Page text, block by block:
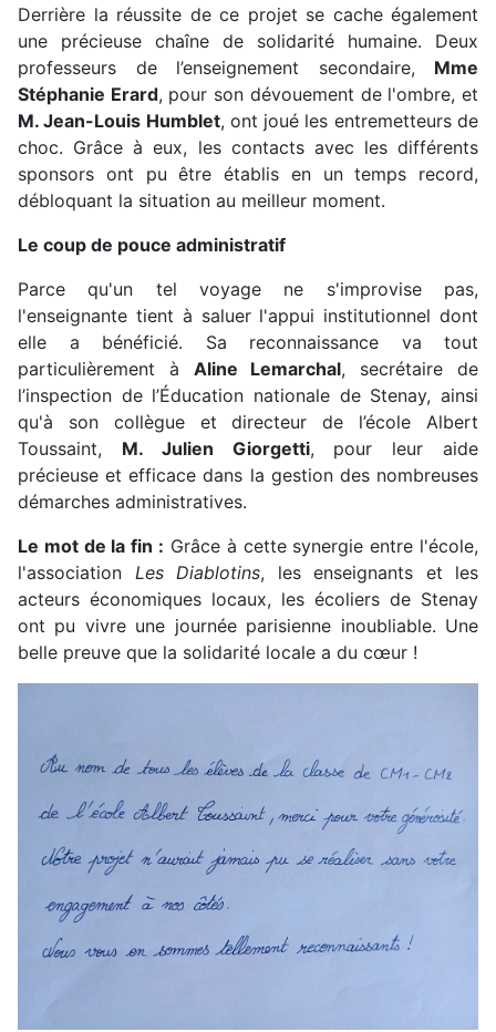
Derrière la réussite de ce projet se cache également
une précieuse chaîne de solidarité humaine. Deux
professeurs de l’enseignement secondaire, Mme
Stéphanie Erard, pour son dévouement de l'ombre, et
M. Jean-Louis Humblet, ont joué les entremetteurs de
choc. Grâce à eux, les contacts avec les différents
sponsors ont pu être établis en un temps record,
débloquant la situation au meilleur moment.
Le coup de pouce administratif
Parce qu'un tel voyage ne s'improvise pas,
l'enseignante tient à saluer l'appui institutionnel dont
elle a bénéficié. Sa reconnaissance va tout
particulièrement à Aline Lemarchal, secrétaire de
l’inspection de l’Éducation nationale de Stenay, ainsi
qu'à son collègue et directeur de l’école Albert
Toussaint, M. Julien Giorgetti, pour leur aide
précieuse et efficace dans la gestion des nombreuses
démarches administratives.
Le mot de la fin : Grâce à cette synergie entre l'école,
l'association Les Diablotins, les enseignants et les
acteurs économiques locaux, les écoliers de Stenay
ont pu vivre une journée parisienne inoubliable. Une
belle preuve que la solidarité locale a du cœur !